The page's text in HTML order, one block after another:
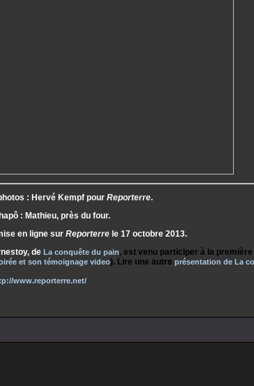
: Hervé Kempf pour Reporterre.
: Mathieu, près du four.
en ligne sur Reporterre le 17 octobre 2013.
de La conquête du pain, est venu participer à la
et son témoignage video). Lire une autre présentation de La
www.reporterre.net/